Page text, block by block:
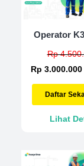
Operator
Rp
Rp 3.000.000
Daftar
Lihat